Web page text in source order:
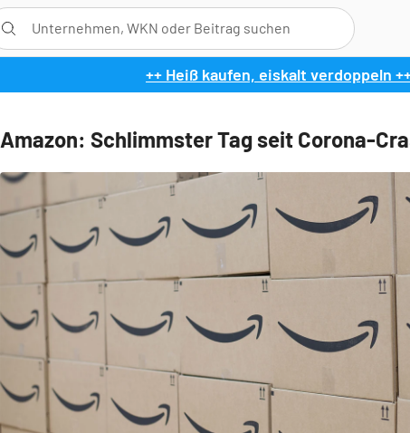
++ Heiß kaufen, eiskalt verdoppeln
Amazon: Schlimmster Tag seit Corona-